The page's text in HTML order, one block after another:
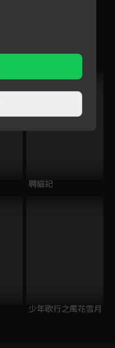
聘貓記
少年歌行之風花雪月